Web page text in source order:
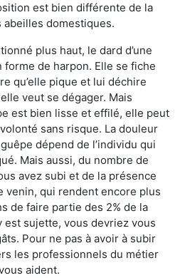
est bien différente de la
domestiques.
plus haut, le dard d’une
de harpon. Elle se fiche
qu’elle pique et lui déchire
veut se dégager. Mais
est bien lisse et effilé, elle peut
sans risque. La douleur
dépend de l’individu qui
Mais aussi, du nombre de
avez subi et de la présence
venin, qui rendent encore plus
de faire partie des 2% de la
sujette, vous devriez vous
Pour ne pas à avoir à subir
les professionnels du métier
aident.